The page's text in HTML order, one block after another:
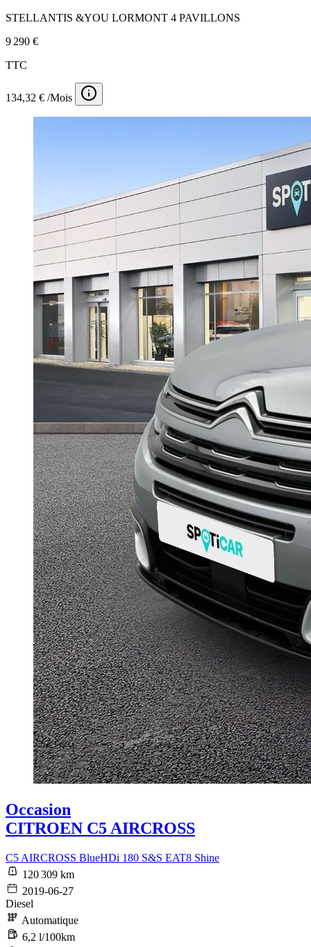
STELLANTIS &YOU LORMONT 4 PAVILLONS
9 290 €
TTC
134,32 € /Mois
Occasion
CITROEN C5 AIRCROSS
C5 AIRCROSS BlueHDi 180 S&S EAT8 Shine
120 309 km
2019-06-27
Diesel
Automatique
6,2 l/100km